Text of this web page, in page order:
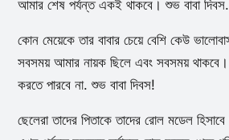
আমার শেষ পর্যন্ত একই থাকবে। শুভ বাবা দিবস.
কোন মেয়েকে তার বাবার চেয়ে বেশি কেউ
সবসময় আমার নায়ক ছিলে এবং সবসময়
করতে পারবে না. শুভ বাবা দিবস!
ছেলেরা তাদের পিতাকে তাদের রোল মডেল